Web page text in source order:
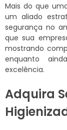
Mais do que
um aliado
segurança no
que sua
mostrando
enquanto
excelência.
Adquira